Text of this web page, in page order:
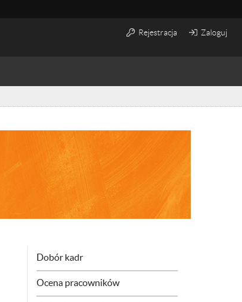
Rejestracja Zaloguj
Dobór kadr
Ocena pracowników